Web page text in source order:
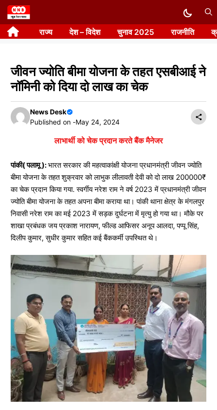
Skip
to
content राज्य देश – विदेश चुनाव 2025 राजनीति
जीवन ज्योति बीमा योजना के तहत एसबीआई ने
नॉमिनी को दिया दो लाख का चेक
News Desk
Published on -May 24, 2024
लाभार्थी को चेक प्रदान करते बैंक मैनेजर
पांकी( पलामू ):भारत सरकार की महत्वाकांक्षी योजना प्रधानमंत्री जीवन ज्योति
बीमा योजना के तहत शुक्रवार को लाभुक लीलावती देवी को दो लाख 200000₹
का चेक प्रदान किया गया. स्वर्गीय नरेश राम ने वर्ष 2023 में प्रधानमंत्री जीवन
ज्योति बीमा योजना के तहत अपना बीमा कराया था। पांकी थाना क्षेत्र के मंगलपुर
निवासी नरेश राम का मई 2023 में सड़क दुर्घटना में मृत्यु हो गया था। मौके पर
शाखा प्रबंधक जय प्रकाश नारायण, फील्ड आफिसर अनूप आलदा, पप्पू सिंह,
दिलीप कुमार, सुधीर कुमार सहित कई बैंककर्मी उपस्थित थे।